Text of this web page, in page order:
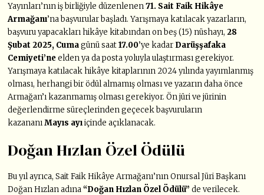
Yayınları’nın iş birliğiyle düzenlenen71. Sait Faik Hikâye
Armağanı’na başvurular başladı. Yarışmaya katılacak yazarların,
başvuru yapacakları hikâye kitabından on beş (15) nüshayı,28
Şubat 2025, Cumagünü saat17.00’ye kadar Darüşşafaka
Cemiyeti’neelden ya da posta yoluyla ulaştırması gerekiyor.
Yarışmaya katılacak hikâye kitaplarının 2024 yılında yayımlanmış
olması, herhangi bir ödül almamış olması ve yazarın daha önce
Armağan’ı kazanmamış olması gerekiyor. Ön jüri ve jürinin
değerlendirme süreçlerinden geçecek başvuruların
kazananıMayıs ayıiçinde açıklanacak.
Doğan Hızlan Özel Ödülü
Bu yıl ayrıca, Sait Faik Hikâye Armağanı’nın Onursal Jüri Başkanı
Doğan Hızlan adına“Doğan Hızlan Özel Ödülü” de verilecek.